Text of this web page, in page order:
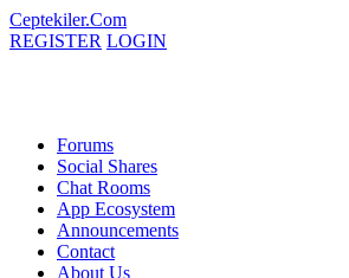
Ceptekiler.Com
REGISTER LOGIN
Forums
Social Shares
Chat Rooms
App Ecosystem
Announcements
Contact
About Us